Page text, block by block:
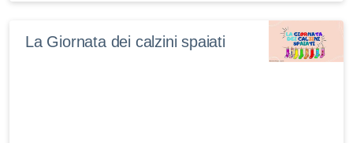
La Giornata dei calzini spaiati